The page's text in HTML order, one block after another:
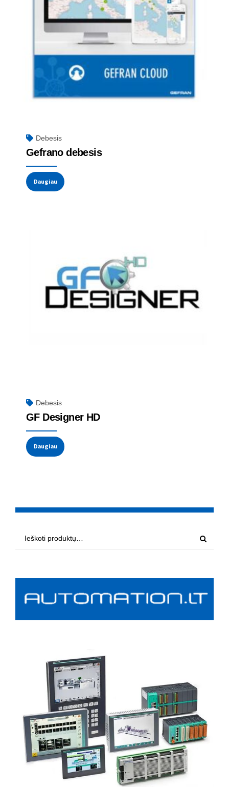
Debesis
Gefrano debesis
Daugiau
Debesis
GF Designer HD
Daugiau